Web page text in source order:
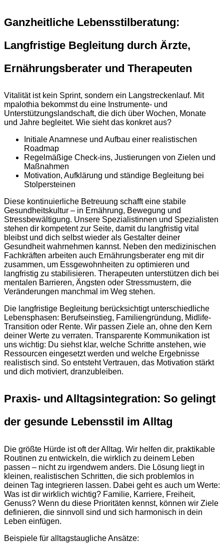
Ganzheitliche Lebensstilberatung:
Langfristige Begleitung durch Ärzte,
Ernährungsberater und Therapeuten
Vitalität ist kein Sprint, sondern ein Langstreckenlauf. Mit
mpalothia bekommst du eine Instrumente- und
Unterstützungslandschaft, die dich über Wochen, Monate
und Jahre begleitet. Wie sieht das konkret aus?
Initiale Anamnese und Aufbau einer realistischen
Roadmap
Regelmäßige Check-ins, Justierungen von Zielen und
Maßnahmen
Motivation, Aufklärung und ständige Begleitung bei
Stolpersteinen
Diese kontinuierliche Betreuung schafft eine stabile
Gesundheitskultur – in Ernährung, Bewegung und
Stressbewältigung. Unsere Spezialistinnen und Spezialisten
stehen dir kompetent zur Seite, damit du langfristig vital
bleibst und dich selbst wieder als Gestalter deiner
Gesundheit wahrnehmen kannst. Neben den medizinischen
Fachkräften arbeiten auch Ernährungsberater eng mit dir
zusammen, um Essgewohnheiten zu optimieren und
langfristig zu stabilisieren. Therapeuten unterstützen dich bei
mentalen Barrieren, Ängsten oder Stressmustern, die
Veränderungen manchmal im Weg stehen.
Die langfristige Begleitung berücksichtigt unterschiedliche
Lebensphasen: Berufseinstieg, Familiengründung, Midlife-
Transition oder Rente. Wir passen Ziele an, ohne den Kern
deiner Werte zu verraten. Transparente Kommunikation ist
uns wichtig: Du siehst klar, welche Schritte anstehen, wie
Ressourcen eingesetzt werden und welche Ergebnisse
realistisch sind. So entsteht Vertrauen, das Motivation stärkt
und dich motiviert, dranzubleiben.
Praxis- und Alltagsintegration: So gelingt
der gesunde Lebensstil im Alltag
Die größte Hürde ist oft der Alltag. Wir helfen dir, praktikable
Routinen zu entwickeln, die wirklich zu deinem Leben
passen – nicht zu irgendwem anders. Die Lösung liegt in
kleinen, realistischen Schritten, die sich problemlos in
deinen Tag integrieren lassen. Dabei geht es auch um Werte:
Was ist dir wirklich wichtig? Familie, Karriere, Freiheit,
Genuss? Wenn du diese Prioritäten kennst, können wir Ziele
definieren, die sinnvoll sind und sich harmonisch in dein
Leben einfügen.
Beispiele für alltagstaugliche Ansätze: